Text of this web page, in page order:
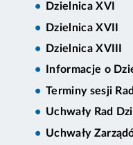
Dzielnica XVI
Dzielnica XVII
Dzielnica XVIII
Informacje o
Terminy sesji
Uchwały Rad
Uchwały